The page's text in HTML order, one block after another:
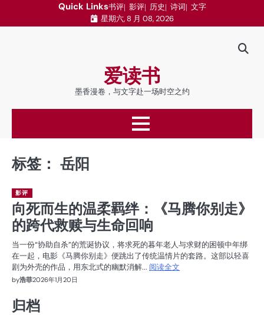
Quick Links书评 影评 历史 诗词 文字
星期六, 8 月 08, 2026
爱读书
墨香漫卷，与文字赴一场时空之约
标签： 岳阳
影评
向死而生的温柔羁绊：《马腾你别走》
的跨代救赎与生命回响
当一份“协助自杀”的荒诞协议，将求死的暮年老人与求财的困顿中年绑
在一起，电影《马腾你别走》便跳出了传统温情片的套路。这部以轻喜
剧为外壳的作品，用东北式的幽默消解... 阅读全文
by浩菲2026年1月20日
归档